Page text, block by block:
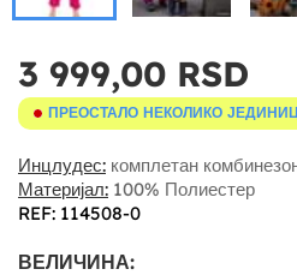
3 999,00 RSD
ПРЕОСТАЛО НЕКОЛИКО
Инцлудес: комплетан
Материјал: 100% Полиестер
REF: 114508-0
ВЕЛИЧИНА: